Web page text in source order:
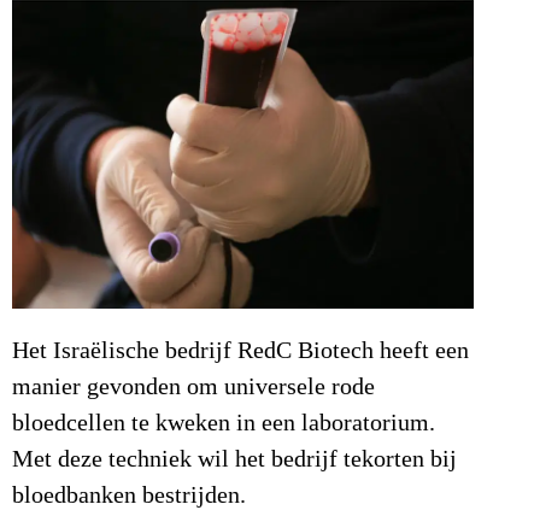
Het Israëlische bedrijf RedC Biotech heeft een
manier gevonden om universele rode
bloedcellen te kweken in een laboratorium.
Met deze techniek wil het bedrijf tekorten bij
bloedbanken bestrijden.